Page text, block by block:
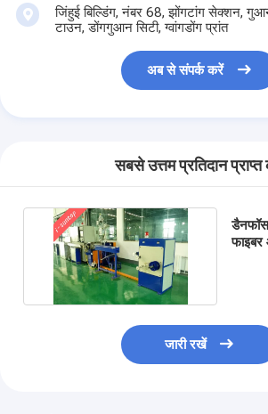
जिंहुई बिल्डिंग, नंबर 68, झोंगटांग सेक्शन,
टाउन, डोंगगुआन सिटी, ग्वांगडोंग प्रांत
अब से संपर्क करें
सबसे उत्तम प्रतिदान
डैनफॉस
जारी रखें